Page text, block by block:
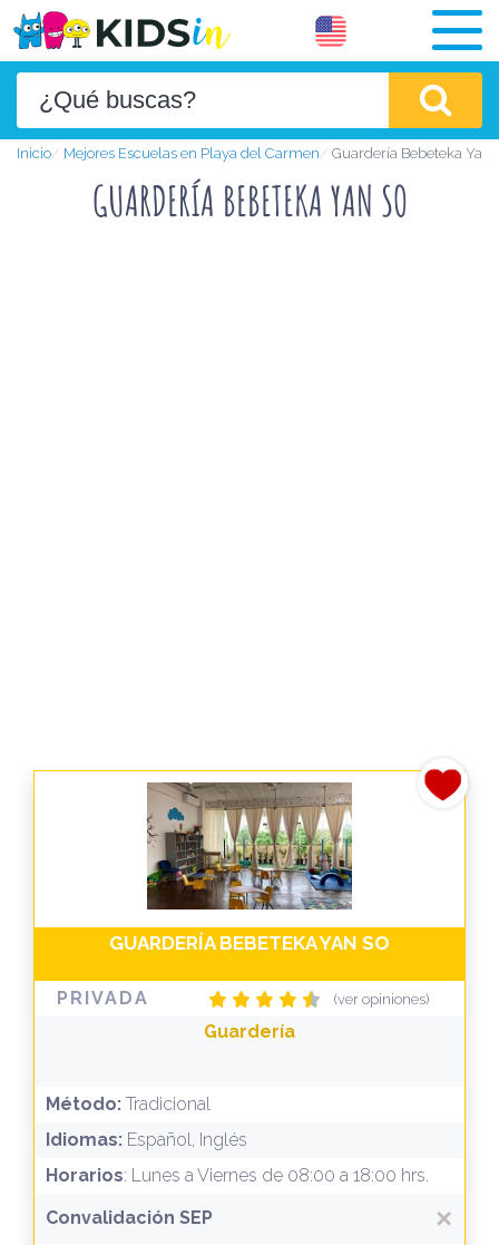
Inicio Mejores Escuelas en Playa del Carmen Guardería Bebeteka Yan
GUARDERÍA BEBETEKA YAN SO
GUARDERÍA BEBETEKA YAN SO
PRIVADA (ver opiniones)
Guardería
Método: Tradicional
Idiomas: Español, Inglés
Horarios: Lunes a Viernes de 08:00 a 18:00 hrs.
Convalidación SEP